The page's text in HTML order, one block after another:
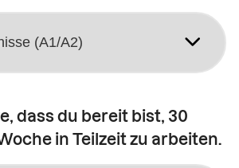
dass du bereit bist, 30
in Teilzeit zu arbeiten.